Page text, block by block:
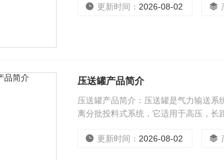
更新时间： 2026-08-02
压送罐产品简介
压送罐产品简介：压送罐是气力输送
离分批投料式系统，它适用于高压，长
更新时间： 2026-08-02